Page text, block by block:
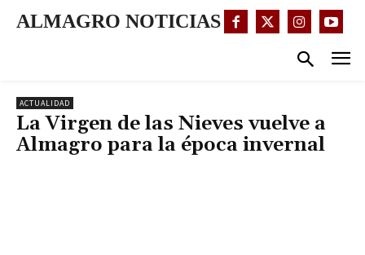
ALMAGRO NOTICIAS
ACTUALIDAD
La Virgen de las Nieves vuelve a
Almagro para la época invernal